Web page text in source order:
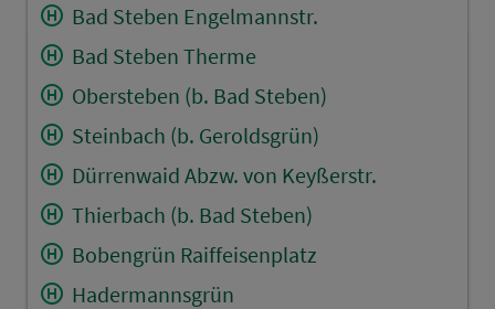
Bad Steben Engelmannstr.
Bad Steben Therme
Obersteben (b. Bad Steben)
Steinbach (b. Geroldsgrün)
Dürrenwaid Abzw. von Keyßerstr.
Thierbach (b. Bad Steben)
Bobengrün Raiffeisenplatz
Hadermannsgrün